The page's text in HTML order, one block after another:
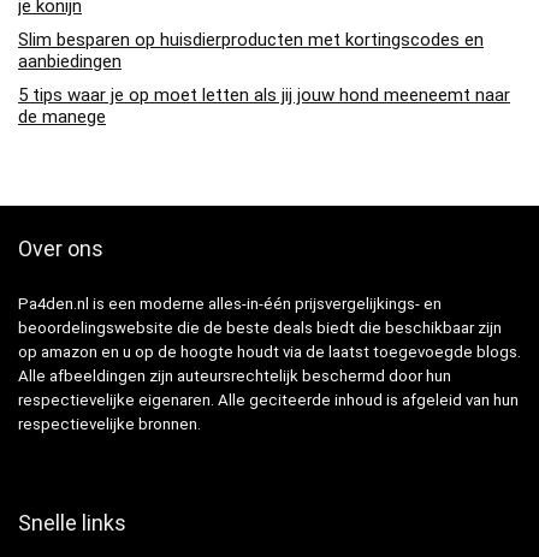
je konijn
Slim besparen op huisdierproducten met kortingscodes en
aanbiedingen
5 tips waar je op moet letten als jij jouw hond meeneemt naar
de manege
Over ons
Pa4den.nl is een moderne alles-in-één prijsvergelijkings- en
beoordelingswebsite die de beste deals biedt die beschikbaar zijn
op amazon en u op de hoogte houdt via de laatst toegevoegde blogs.
Alle afbeeldingen zijn auteursrechtelijk beschermd door hun
respectievelijke eigenaren. Alle geciteerde inhoud is afgeleid van hun
respectievelijke bronnen.
Snelle links